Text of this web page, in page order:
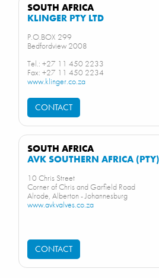
SOUTH AFRICA
KLINGER PTY LTD
P.O.BOX 299
Bedfordview 2008
Tel.: +27 11 450 2233
Fax: +27 11 450 2234
www.klinger.co.za
CONTACT
SOUTH AFRICA
AVK SOUTHERN AFRICA
10 Chris Street
Corner of Chris and Garfield Road
Alrode, Alberton - Johannesburg
www.avkvalves.co.za
CONTACT